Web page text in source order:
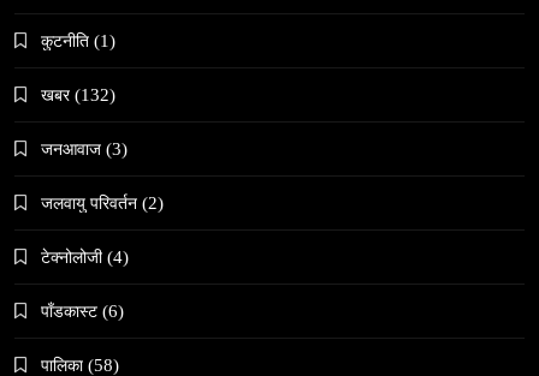
May 27, 2026
कुटनीति (1)
खबर (132)
जनआवाज (3)
जलवायु परिवर्तन (2)
टेक्नोलोजी (4)
पाँडकास्ट (6)
पालिका (58)